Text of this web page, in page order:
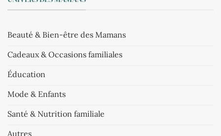
Beauté & Bien-être des Mamans
Cadeaux & Occasions familiales
Éducation
Mode & Enfants
Santé & Nutrition familiale
Autres